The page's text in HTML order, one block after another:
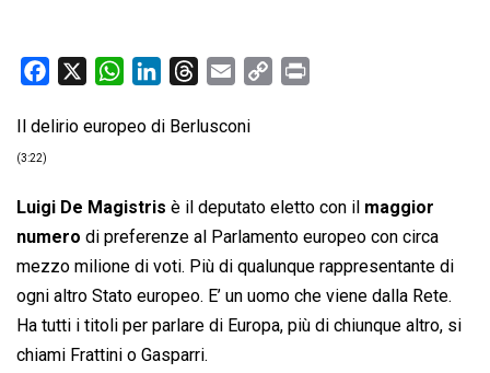
c
o
o
k
W
a
A
p
p
n
d
I
n
r
d
s
a
i
n
k
Il delirio europeo di Berlusconi
(3:22)
Luigi De Magistris è il deputato eletto con il maggior
numero di preferenze al Parlamento europeo con circa
mezzo milione di voti. Più di qualunque rappresentante di
ogni altro Stato europeo. E’ un uomo che viene dalla Rete.
Ha tutti i titoli per parlare di Europa, più di chiunque altro, si
chiami Frattini o Gasparri.